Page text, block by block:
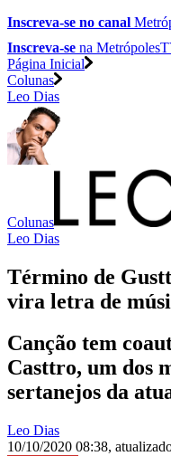
Inscreva-se no canal
Inscreva-se na
Página Inicial
Colunas
Leo Dias
Colunas
Leo Dias
Término de
vira letra de
Canção tem
Casttro, um dos
sertanejos da
Leo Dias
10/10/2020 08:38,